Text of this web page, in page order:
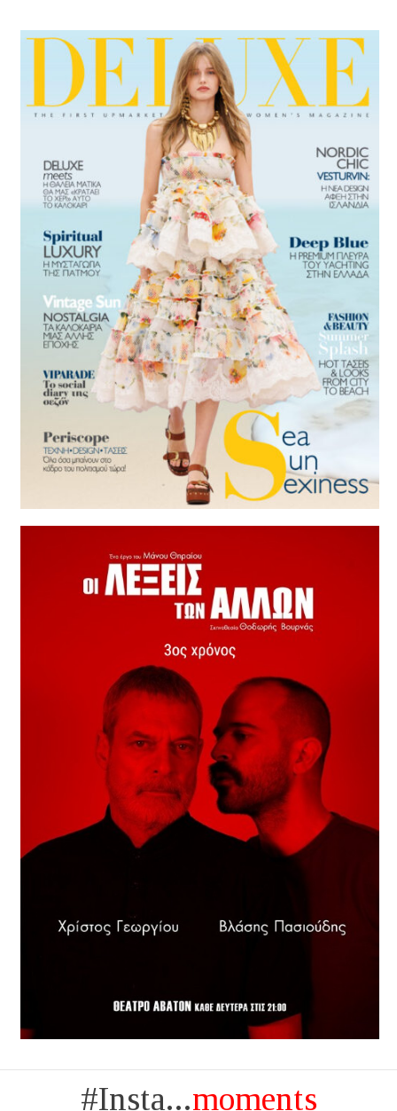
#Insta...moments